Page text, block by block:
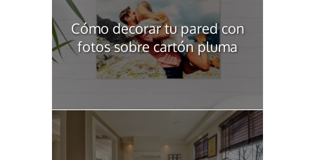
Cómo decorar tu pared con
fotos sobre cartón pluma